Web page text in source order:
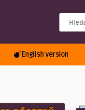
English version